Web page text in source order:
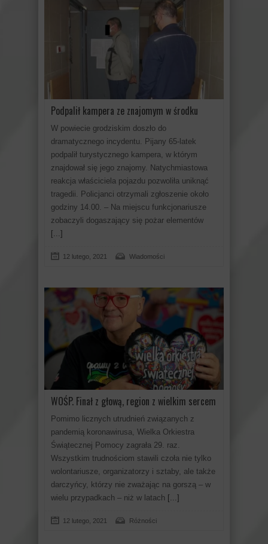
Podpalił kampera ze znajomym w środku
W powiecie grodziskim doszło do
dramatycznego incydentu. Pijany 65-latek
podpalił turystycznego kampera, w którym
znajdował się jego znajomy. Natychmiastowa
reakcja właściciela pojazdu pozwoliła uniknąć
tragedii. Policjanci otrzymali zgłoszenie około
godziny 14.00. – Na miejscu funkcjonariusze
zobaczyli dogaszający się pożar elementów
[...]
12 lutego, 2021 Wiadomości
WOŚP. Finał z głową, region z wielkim sercem
Pomimo licznych utrudnień związanych z
pandemią koronawirusa, Wielka Orkiestra
Świątecznej Pomocy zagrała 29. raz.
Wszystkim trudnościom stawili czoła nie tylko
wolontariusze, organizatorzy i sztaby, ale także
darczyńcy, którzy nie zważając na gorszą – w
wielu przypadkach – niż w latach [...]
12 lutego, 2021 Różności